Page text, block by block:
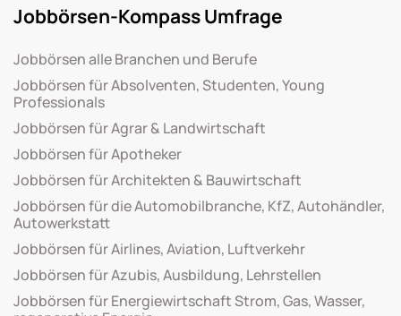
Jobbörsen-Kompass Umfrage
Jobbörsen alle Branchen und Berufe
Jobbörsen für Absolventen, Studenten, Young
Professionals
Jobbörsen für Agrar & Landwirtschaft
Jobbörsen für Apotheker
Jobbörsen für Architekten & Bauwirtschaft
Jobbörsen für die Automobilbranche, KfZ, Autohändler,
Autowerkstatt
Jobbörsen für Airlines, Aviation, Luftverkehr
Jobbörsen für Azubis, Ausbildung, Lehrstellen
Jobbörsen für Energiewirtschaft Strom, Gas, Wasser,